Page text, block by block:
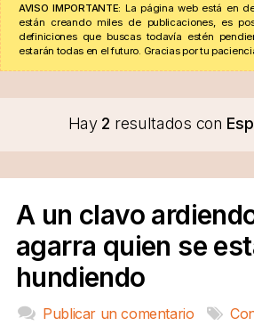
AVISO IMPORTANTE: La página web está en
están creando miles de publicaciones, es
definiciones que buscas todavía estén
estarán todas en el futuro. Gracias por tu
Hay 2 resultados con
A un clavo
agarra quien se
hundiendo
Publicar un comentario